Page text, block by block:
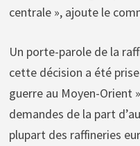
centrale », ajoute le
Un porte-parole de la
cette décision a été
guerre au Moyen-Orient
demandes de la part
plupart des raffineries